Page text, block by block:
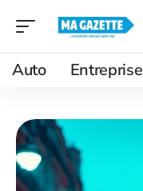
Auto Entreprise